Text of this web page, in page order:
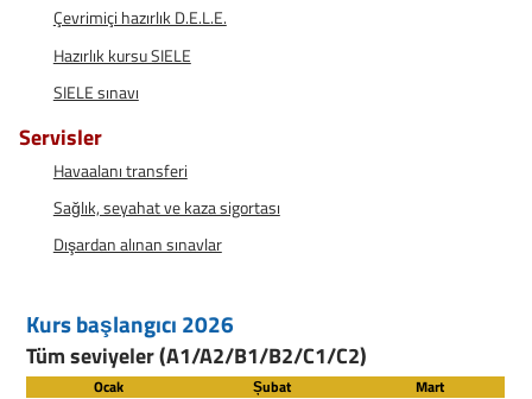
Çevrimiçi hazırlık D.E.L.E.
Hazırlık kursu SIELE
SIELE sınavı
Servisler
Havaalanı transferi
Sağlık, seyahat ve kaza sigortası
Dışardan alınan sınavlar
Kurs başlangıcı 2026
Tüm seviyeler (A1/A2/B1/B2/C1/C2)
Ocak Șubat
Mart